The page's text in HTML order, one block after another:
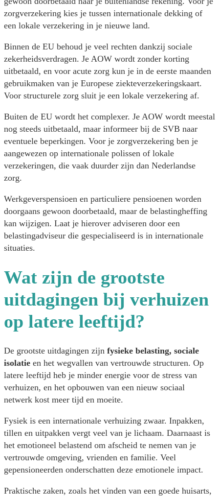
zorgverzekering kies je tussen internationale dekking of
een lokale verzekering in je nieuwe land.
Binnen de EU behoud je veel rechten dankzij sociale
zekerheidsverdragen. Je AOW wordt zonder korting
uitbetaald, en voor acute zorg kun je in de eerste maanden
gebruikmaken van je Europese ziekteverzekeringskaart.
Voor structurele zorg sluit je een lokale verzekering af.
Buiten de EU wordt het complexer. Je AOW wordt meestal
nog steeds uitbetaald, maar informeer bij de SVB naar
eventuele beperkingen. Voor je zorgverzekering ben je
aangewezen op internationale polissen of lokale
verzekeringen, die vaak duurder zijn dan Nederlandse
zorg.
Werkgeverspensioen en particuliere pensioenen worden
doorgaans gewoon doorbetaald, maar de belastingheffing
kan wijzigen. Laat je hierover adviseren door een
belastingadviseur die gespecialiseerd is in internationale
situaties.
Wat zijn de grootste
uitdagingen bij verhuizen
op latere leeftijd?
De grootste uitdagingen zijn fysieke belasting, sociale
isolatie en het wegvallen van vertrouwde structuren. Op
latere leeftijd heb je minder energie voor de stress van
verhuizen, en het opbouwen van een nieuw sociaal
netwerk kost meer tijd en moeite.
Fysiek is een internationale verhuizing zwaar. Inpakken,
tillen en uitpakken vergt veel van je lichaam. Daarnaast is
het emotioneel belastend om afscheid te nemen van je
vertrouwde omgeving, vrienden en familie. Veel
gepensioneerden onderschatten deze emotionele impact.
Praktische zaken, zoals het vinden van een goede huisarts,